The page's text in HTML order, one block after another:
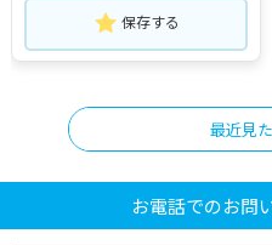
保存する
最近見
お電話でのお問